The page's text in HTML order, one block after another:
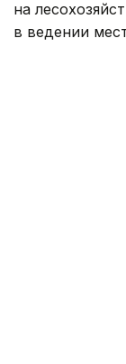
на
в ведении